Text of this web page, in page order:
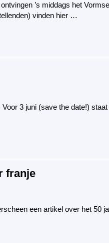
’s middags het
vinden hier …
3 juni (save the date!)
franje
een artikel over het 50